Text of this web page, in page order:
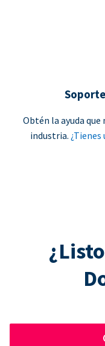
Obtén la ayuda que
industria.